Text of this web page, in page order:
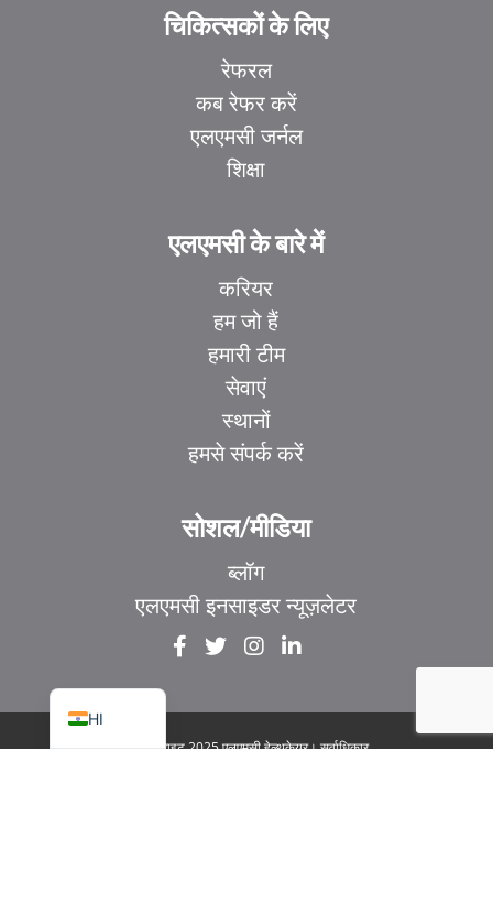
चिकित्सकों के लिए
रेफरल
कब रेफर करें
एलएमसी जर्नल
शिक्षा
एलएमसी के बारे में
करियर
हम जो हैं
हमारी टीम
सेवाएं
स्थानों
हमसे संपर्क करें
सोशल/मीडिया
ब्लॉग
एलएमसी इनसाइडर न्यूज़लेटर
© कॉपीराइट 2025 एलएमसी हेल्थकेयर। सर्वाधिकार
HI